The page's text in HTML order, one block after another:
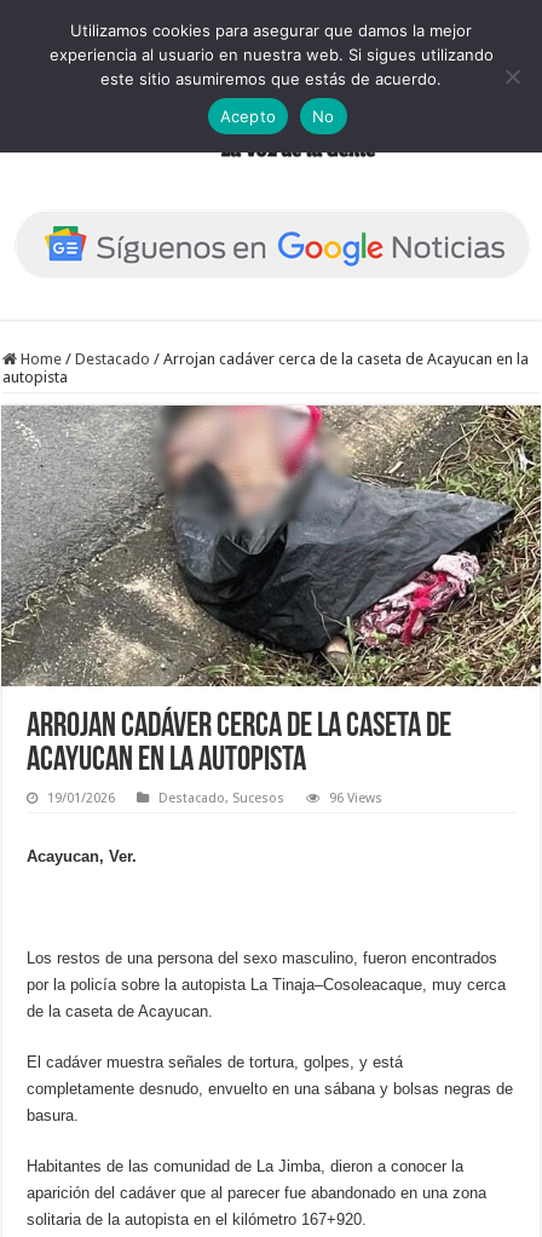
Home / Destacado / Arrojan cadáver cerca de la caseta de Acayucan en la
autopista
Arrojan cadáver cerca de la caseta de
Acayucan en la autopista
19/01/2026 Destacado, Sucesos 96 Views
Acayucan, Ver.
Los restos de una persona del sexo masculino, fueron encontrados
por la policía sobre la autopista La Tinaja–Cosoleacaque, muy cerca
de la caseta de Acayucan.
El cadáver muestra señales de tortura, golpes, y está
completamente desnudo, envuelto en una sábana y bolsas negras de
basura.
Habitantes de las comunidad de La Jimba, dieron a conocer la
aparición del cadáver que al parecer fue abandonado en una zona
solitaria de la autopista en el kilómetro 167+920.
Utilizamos cookies para asegurar que damos la mejor
experiencia al usuario en nuestra web. Si sigues utilizando
este sitio asumiremos que estás de acuerdo.
Acepto
No